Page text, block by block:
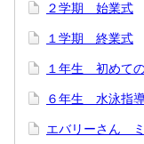
２学期 始業式
１学期 終業式
１年生 初めて
６年生 水泳指
エバリーさん